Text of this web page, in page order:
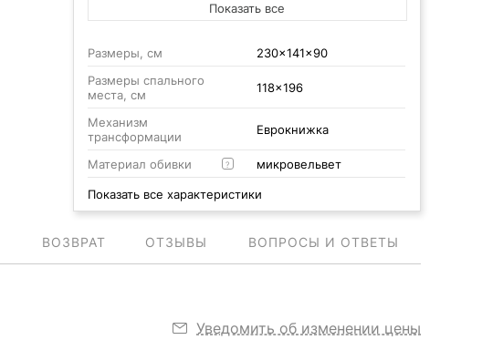
Показать все
Размеры, см
230x141x90
Размеры спального
места, см
118x196
Механизм
трансформации
Еврокнижка
Материал обивки ? микровельвет
Показать все характеристики
ВОЗВРАТ ОТЗЫВЫ ВОПРОСЫ И ОТВЕТЫ
Уведомить об изменении цены